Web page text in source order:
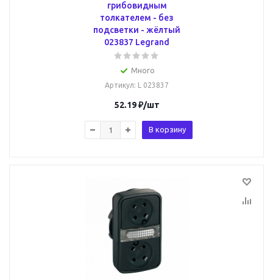
грибовидным
толкателем - без
подсветки - жёлтый
023837 Legrand
Много
Артикул: L 023837
52.19₽/шт
В корзину